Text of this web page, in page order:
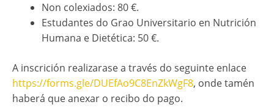
Non colexiados: 80 €.
Estudantes do Grao Universitario en Nutrición
Humana e Dietética: 50 €.
A inscrición realizarase a través do seguinte enlace
https://forms.gle/DUEfAo9C8EnZkWgF8, onde tamén
haberá que anexar o recibo do pago.